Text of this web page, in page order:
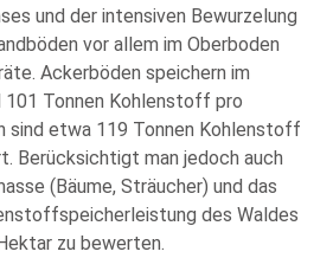
und der intensiven Bewurzelung
vor allem im Oberboden
Ackerböden speichern im
Tonnen Kohlenstoff pro
sind etwa 119 Tonnen Kohlenstoff
Berücksichtigt man jedoch auch
(Bäume, Sträucher) und das
des Waldes
zu bewerten.